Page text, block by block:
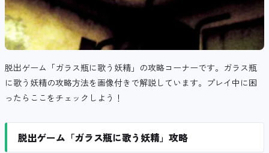
脱出ゲーム「ガラス瓶に歌う妖精」の攻略コーナーです。ガラス瓶
に歌う妖精の攻略方法を画像付きで解説しています。プレイ中に困
ったらここをチェックしよう！
脱出ゲーム「ガラス瓶に歌う妖精」攻略